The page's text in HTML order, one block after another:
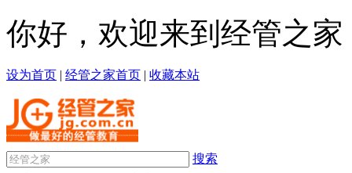
你好，欢迎来到经管之家
设为首页 | 经管之家首页 | 收藏本站
搜索